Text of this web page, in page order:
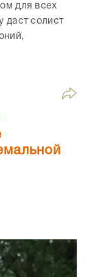
для всех
даст солист